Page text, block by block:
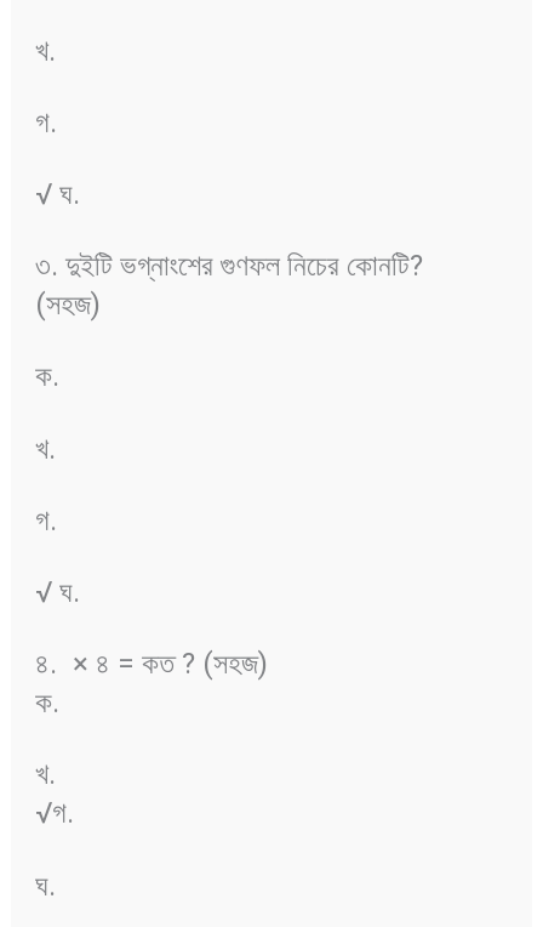
খ.
গ.
√ ঘ.
৩. দুইটি ভগ্নাংশের গুণফল নিচের কোনটি?
(সহজ)
ক.
খ.
গ.
√ ঘ.
৪. × ৪ = কত ? (সহজ)
ক.
খ.
√গ.
ঘ.